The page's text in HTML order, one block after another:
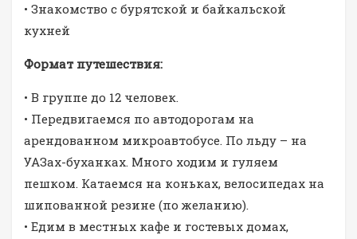
• Знакомство с бурятской и байкальской
кухней
Формат путешествия:
• В группе до 12 человек.
• Передвигаемся по автодорогам на
арендованном микроавтобусе. По льду – на
УАЗах-буханках. Много ходим и гуляем
пешком. Катаемся на коньках, велосипедах на
шипованной резине (по желанию).
• Едим в местных кафе и гостевых домах,